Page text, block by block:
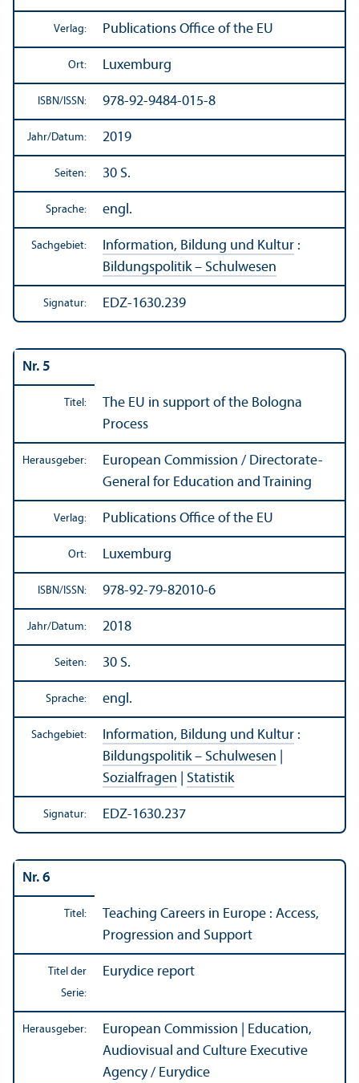
Verlag: Publications Office of the EU
Ort: Luxemburg
ISBN/ ISSN: 978-92-9484-015-8
Jahr/Datum: 2019
Seiten: 30 S.
Sprache: engl.
Sachgebiet: Information, Bildung und Kultur :
Bildungs­politik – Schulwesen
Signatur: EDZ-1630.239
Nr. 5
Titel:
The EU in support of the Bologna
Process
Herausgeber:
European Commission / Directorate-
General for Education and Training
Verlag: Publications Office of the EU
Ort: Luxemburg
ISBN/ ISSN: 978-92-79-82010-6
Jahr/Datum: 2018
Seiten: 30 S.
Sprache: engl.
Sachgebiet: Information, Bildung und Kultur :
Bildungs­politik – Schulwesen
Sozialfragen
Statistik
Signatur: EDZ-1630.237
Nr. 6
Titel:
Teaching Careers in Europe : Access,
Progression and Support
Titel der
Serie:
Eurydice report
Herausgeber:
European Commission | Education,
Audiovisual and Culture Executive
Agency / Eurydice